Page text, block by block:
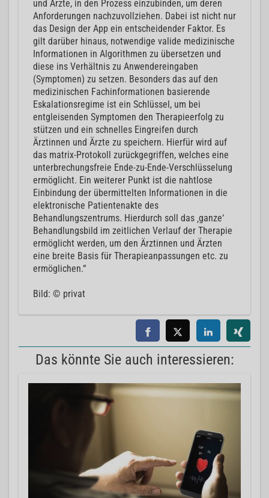
und Ärzte, in den Prozess einzubinden, um deren
Anforderungen nachzuvollziehen. Dabei ist nicht nur
das Design der App ein entscheidender Faktor. Es
gilt darüber hinaus, notwendige valide medizinische
Informationen in Algorithmen zu übersetzen und
diese ins Verhältnis zu Anwendereingaben
(Symptomen) zu setzen. Besonders das auf den
medizinischen Fachinformationen basierende
Eskalationsregime ist ein Schlüssel, um bei
entgleisenden Symptomen den Therapieerfolg zu
stützen und ein schnelles Eingreifen durch
Ärztinnen und Ärzte zu speichern. Hierfür wird auf
das matrix-Protokoll zurückgegriffen, welches eine
unterbrechungsfreie Ende-zu-Ende-Verschlüsselung
ermöglicht. Ein weiterer Punkt ist die nahtlose
Einbindung der übermittelten Informationen in die
elektronische Patientenakte des
Behandlungszentrums. Hierdurch soll das ‚ganze‘
Behandlungsbild im zeitlichen Verlauf der Therapie
ermöglicht werden, um den Ärztinnen und Ärzten
eine breite Basis für Therapieanpassungen etc. zu
ermöglichen.“
Bild: © privat
Das könnte Sie auch interessieren: